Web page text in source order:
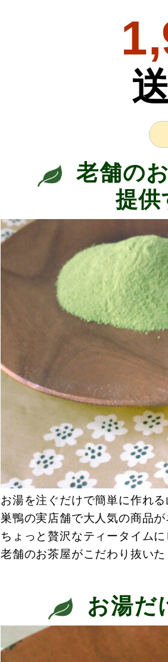
老舗の
提供
お湯を注ぐだけで簡単に作れ
巣鴨の実店舗で大人気の商品
ちょっと贅沢なティータイムに
老舗のお茶屋がこだわり抜い
お湯だ